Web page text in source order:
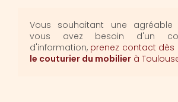
Vous souhaitant une agréable
vous avez besoin d'un
d'information, prenez contact dès
le couturier du mobilier à